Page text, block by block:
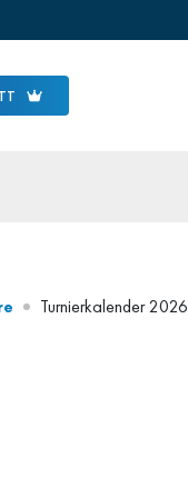
Turnierkalender 2026